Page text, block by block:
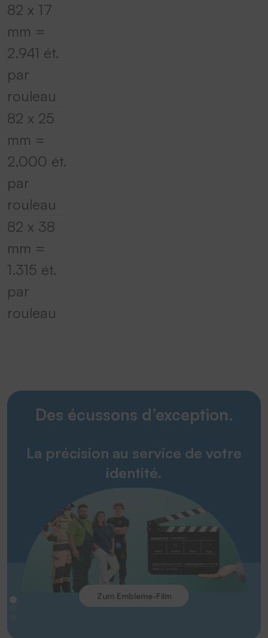
82 x 17
mm =
2.941 ét.
par
rouleau
82 x 25
mm =
2.000 ét.
par
rouleau
82 x 38
mm =
1.315 ét.
par
rouleau
Des écussons d’exception.
La précision au service de votre
identité.
Zum Embleme-Film